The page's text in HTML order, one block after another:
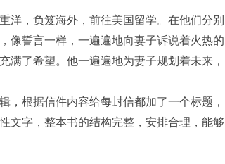
洋，负笈海外，前往美国留学。在他们分别
像誓言一样，一遍遍地向妻子诉说着火热的
满了希望。他一遍遍地为妻子规划着未来，
，根据信件内容给每封信都加了一个标题，
文字，整本书的结构完整，安排合理，能够